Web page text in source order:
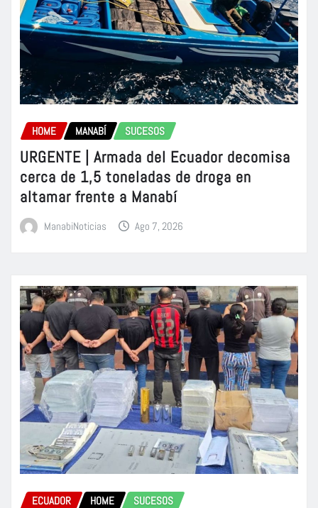
HOME MANABÍ SUCESOS
URGENTE | Armada del Ecuador decomisa
cerca de 1,5 toneladas de droga en
altamar frente a Manabí
ManabiNoticias Ago 7, 2026
ECUADOR HOME SUCESOS